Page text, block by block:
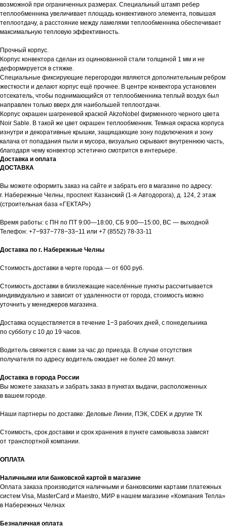
возможной при ограниченных размерах. Специальный штамп ребер
теплообменника увеличивает площадь конвективного элемента, повышая
теплоотдачу, а расстояние между ламелями теплообменника обеспечивает
максимальную тепловую эффективность.
Прочный корпус.
Корпус конвектора сделан из оцинкованной стали толщиной 1 мм и не
деформируется в стяжке.
Специальные фиксирующие перегородки являются дополнительным ребром
жесткости и делают корпус ещё прочнее. В центре конвектора установлен
отсекатель, чтобы поднимающийся от теплообменника теплый воздух был
направлен только вверх для наибольшей теплоотдачи.
Корпус окрашен шагреневой краской AkzoNobel фирменного черного цвета
Noir Sable. В такой же цвет окрашен теплообменник. Темная окраска корпуса
изнутри и декоративные крышки, защищающие зону подключения и зону
калача от попадания пыли и мусора, визуально скрывают внутреннюю часть,
благодаря чему конвектор эстетично смотрится в интерьере.
Доставка и оплата
ДОСТАВКА
Вы можете оформить заказ на сайте и забрать его в магазине по адресу:
г. Набережные Челны, проспект Казанский (1-я Автодорога), д. 124, 2 этаж
(строительная база «ГЕКТАР»)
Время работы: с ПН по ПТ 9:00—18:00, СБ 9:00—15:00, ВС — выходной
Телефон: +7−937−778−33−11 или +7 (8552) 78-33-11
Доставка по г. Набережные Челны
Стоимость доставки в черте города — от 600 руб.
Стоимость доставки в близлежащие населённые пункты рассчитывается
индивидуально и зависит от удаленности от города, стоимость можно
уточнить у менеджеров магазина.
Доставка осуществляется в течение 1−3 рабочих дней, с понедельника
по субботу с 10 до 19 часов.
Водитель свяжется с вами за час до приезда. В случае отсутствия
получателя по адресу водитель ожидает не более 20 минут.
Доставка в города России
Вы можете заказать и забрать заказ в пунктах выдачи, расположенных
в вашем городе.
Наши партнеры по доставке: Деловые Линии, ПЭК, CDEK и другие ТК
Стоимость, срок доставки и срок хранения в пункте самовывоза зависят
от транспортной компании.
ОПЛАТА
Наличными или банковской картой в магазине
Оплата заказа производится наличными и банковскими картами платежных
систем Visa, MasterCard и Maestro, МИР в нашем магазине «Компания Тепла»
в Набережных Челнах
Безналичная оплата
Контакты
Почта: komtep@yandex.ru
+7 (8552) 78-33-11
Заказать звонок